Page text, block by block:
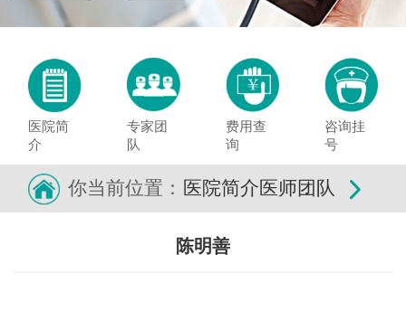
医院简
介
专家团
队
费用查
询
咨询挂
号
你当前位置： 医院简介医师团队
陈明善